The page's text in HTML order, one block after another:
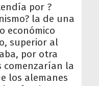
por ?
la de una
económico
superior al
por otra
comenzarían la
los alemanes